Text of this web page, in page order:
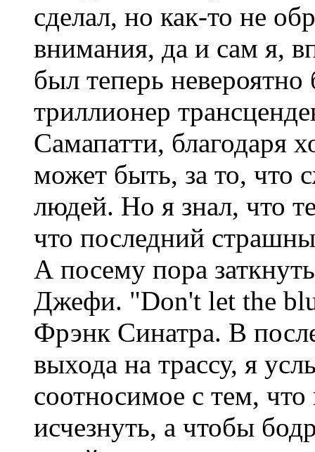
сделал, но как-то не
внимания, да и сам я,
был теперь
триллионер
Самапатти, благодаря
может быть, за то, что
людей. Но я знал, что
что последний
А посему пора
Джефи. "Don't let the
Фрэнк Синатра. В
выхода на трассу, я
соотносимое с тем,
исчезнуть, а чтобы